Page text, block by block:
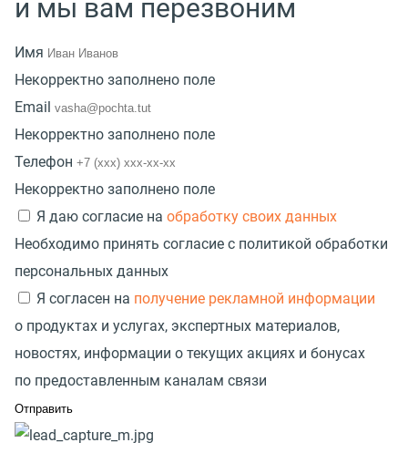
и мы вам перезвоним
Имя
Некорректно заполнено поле
Email
Некорректно заполнено поле
Телефон
Некорректно заполнено поле
Я даю согласие на обработку своих данных
Необходимо принять согласие с политикой обработки
персональных данных
Я согласен на получение рекламной информации
о продуктах и услугах, экспертных материалов,
новостях, информации о текущих акциях и бонусах
по предоставленным каналам связи